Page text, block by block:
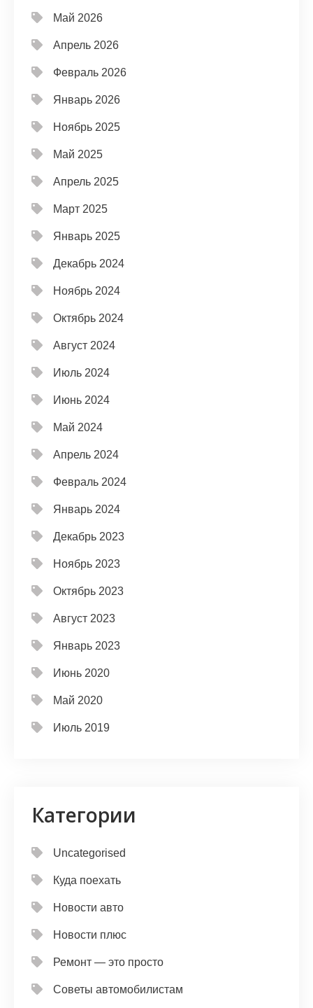
Май 2026
Апрель 2026
Февраль 2026
Январь 2026
Ноябрь 2025
Май 2025
Апрель 2025
Март 2025
Январь 2025
Декабрь 2024
Ноябрь 2024
Октябрь 2024
Август 2024
Июль 2024
Июнь 2024
Май 2024
Апрель 2024
Февраль 2024
Январь 2024
Декабрь 2023
Ноябрь 2023
Октябрь 2023
Август 2023
Январь 2023
Июнь 2020
Май 2020
Июль 2019
Категории
Uncategorised
Куда поехать
Новости авто
Новости плюс
Ремонт — это просто
Советы автомобилистам